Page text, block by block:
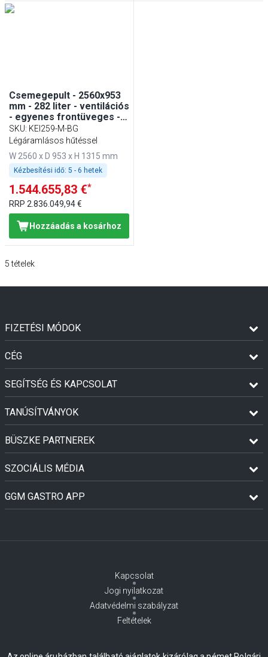
Csemegepult - 2560x953
mm - 282 liter - ventilációs
- egyenes frontüveges - 4
ajtóval - 1 polccal - bézs
SKU: KEI259-M-BG
Légáramlásos hűtéssel
W 2560 x D 953 x H 1315 mm
Kézbesítési idő: 5 - 6 hetek
1.544.655,83 €*
RRP 2.836.049,94 €
Hozzáadás a kosárhoz
5 tételek
FIZETÉSI MÓDOK
CÉG
SEGÍTSÉG ÉS KAPCSOLAT
TANÚSÍTVÁNYOK
BÜSZKE PARTNEREK
SZOCIÁLIS MÉDIA
GGM GASTRO APP
Kapcsolat
Jogi nyilatkozat
Adatvédelmi szabályzat
Feltételek